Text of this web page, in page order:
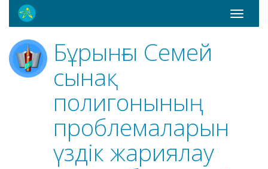
Toggle
Бұрынғы Семей
сынақ
полигонының
проблемаларын
үздік жариялау